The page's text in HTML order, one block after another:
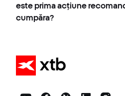
este prima acțiune
cumpăra?